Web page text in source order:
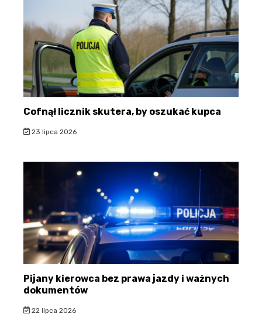
Cofnął licznik skutera, by oszukać kupca
23 lipca 2026
Pijany kierowca bez prawa jazdy i ważnych
dokumentów
22 lipca 2026